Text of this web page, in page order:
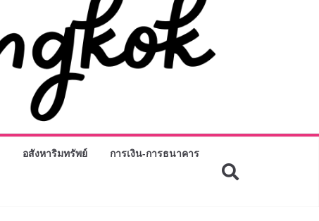
อสังหาริมทรัพย์ การเงิน-การธนาคาร